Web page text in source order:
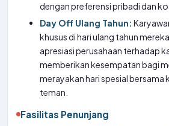
dengan preferensi pribadi dan
Day Off Ulang Tahun:
khusus di hari ulang tahun
apresiasi perusahaan terhadap
memberikan kesempatan bagi
merayakan hari spesial bersama
teman.
Fasilitas Penunjang